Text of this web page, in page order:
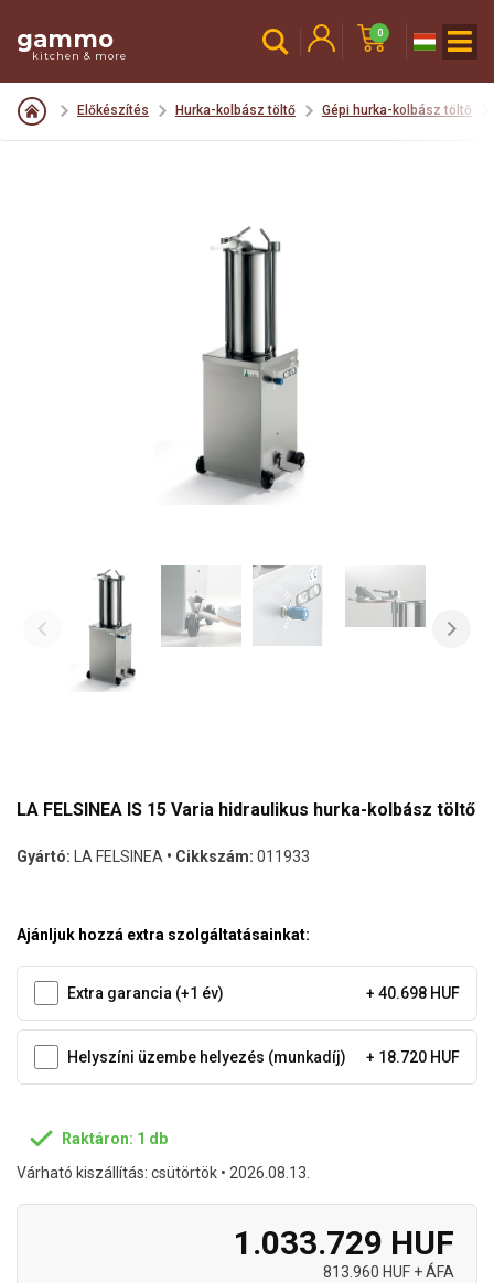
gammo
kitchen & more
0
Előkészítés Hurka-kolbász töltő Gépi hurka-kolbász töltő
LA FELSINEA IS 15 Varia hidraulikus hurka-kolbász töltő
Gyártó: LA FELSINEA • Cikkszám: 011933
Ajánljuk hozzá extra szolgáltatásainkat:
Extra garancia (+1 év) + 40.698 HUF
Helyszíni üzembe helyezés (munkadíj) + 18.720 HUF
Raktáron: 1 db
Várható kiszállítás: csütörtök • 2026.08.13.
1.033.729 HUF
813.960 HUF + ÁFA